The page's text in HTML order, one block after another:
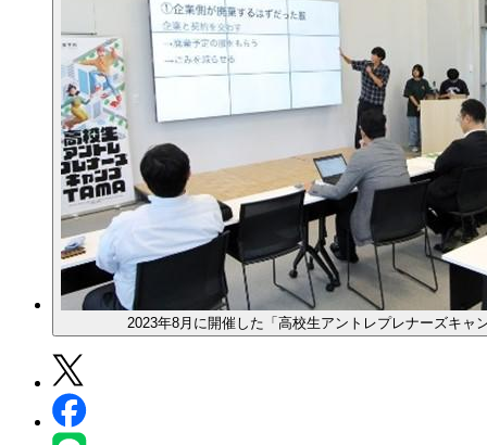
2023年8月に開催した「高校生アントレプレナーズキャ